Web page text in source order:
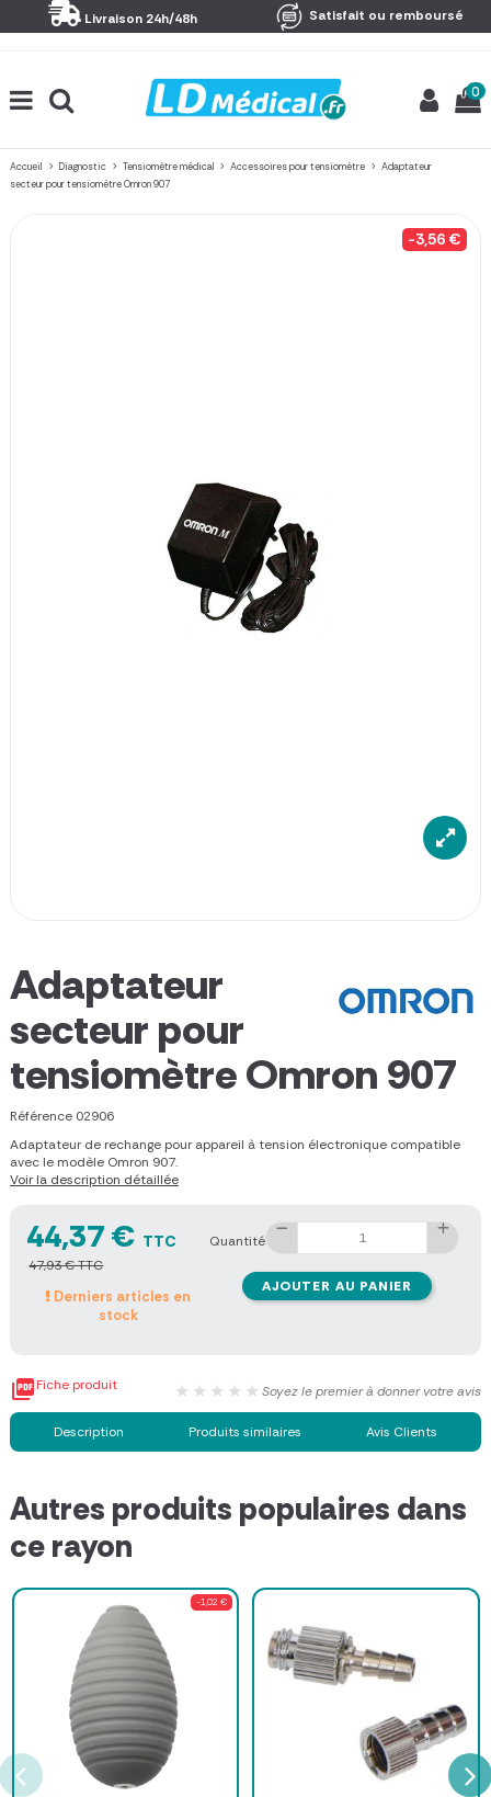
Livraison 24h/48h Satisfait ou remboursé
0
Accueil Diagnostic Tensiomètre médical Accessoires pour tensiomètre
Adaptateur
secteur pour tensiomètre Omron 907
-3,56 €
Adaptateur
secteur pour
tensiomètre Omron 907
Référence 02906
Adaptateur de rechange pour appareil à tension électronique compatible
avec le modèle Omron 907.
Voir la description détaillée
44,37 € TTC
47,93 € TTC
Derniers articles en
stock
Quantité
AJOUTER AU PANIER
Fiche produit ★★★★★ Soyez le premier à donner votre avis
Description Produits similaires Avis Clients
Autres produits populaires dans
ce rayon
-1,02 €
Panneau de gestion des cookies